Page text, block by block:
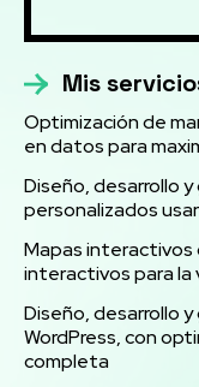
Mis
Optimización de
en datos para
Diseño, desarrollo
personalizados
Mapas interactivos
interactivos para la
Diseño, desarrollo
WordPress, con
completa